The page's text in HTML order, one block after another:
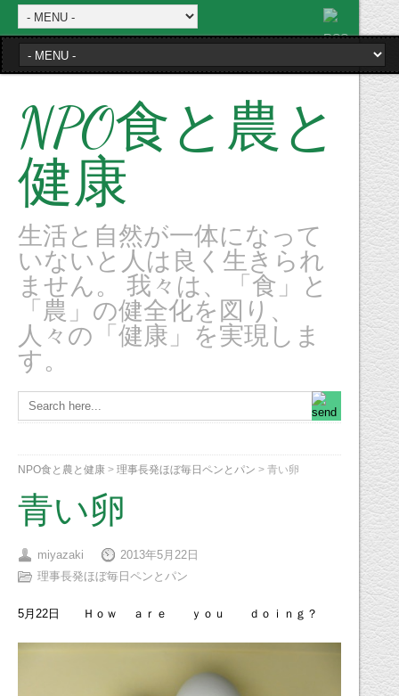
NPO食と農と
健康
生活と自然が一体になって
いないと人は良く生きられ
ません。 我々は、「食」と
「農」の健全化を図り、
人々の「健康」を実現しま
す。
NPO食と農と健康 >理事長発ほぼ毎日ペンとパン >青い卵
青い卵
miyazaki
2013年5月22日
理事長発ほぼ毎日ペンとパン
5月22日 Ｈｏｗ ａｒｅ ｙｏｕ ｄｏｉｎｇ？